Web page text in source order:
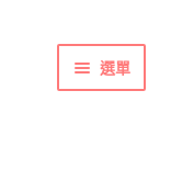
選單